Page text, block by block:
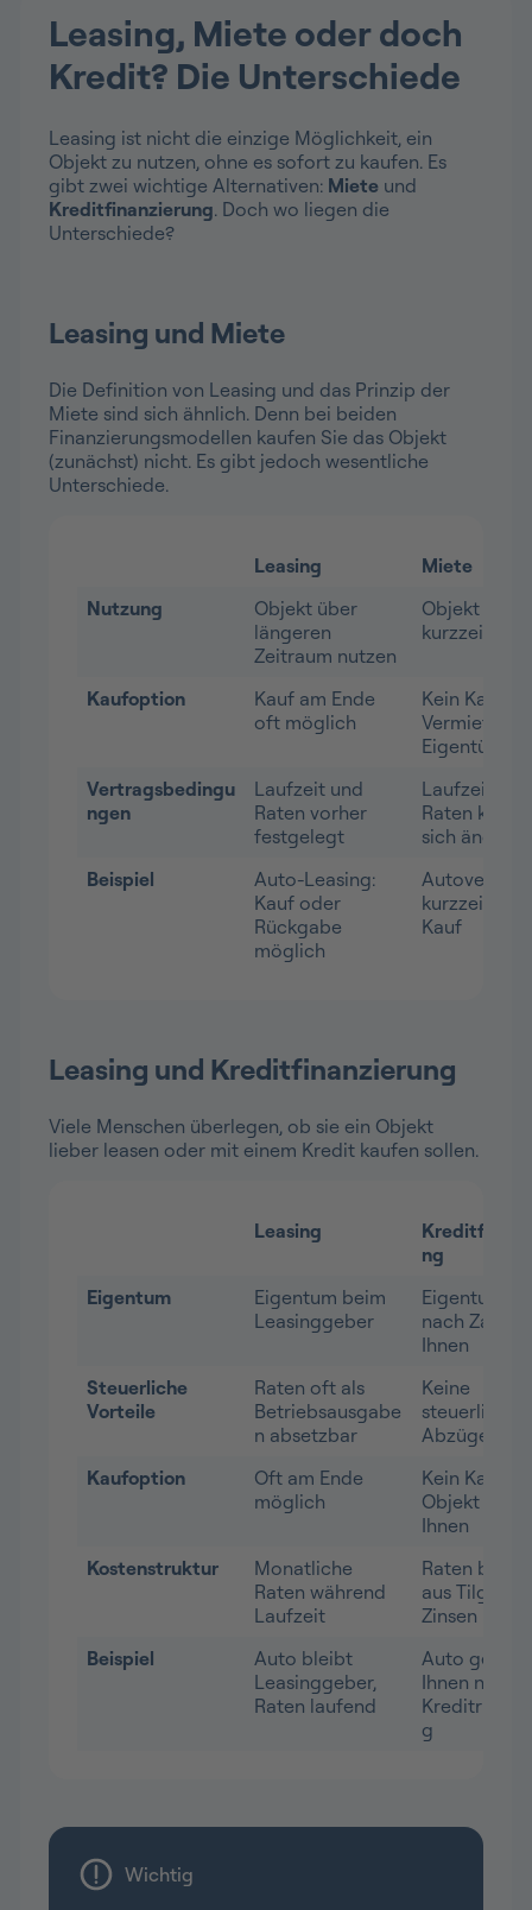
Leasing, Miete oder doch
Kredit? Die Unterschiede
Leasing ist nicht die einzige Möglichkeit, ein
Objekt zu nutzen, ohne es sofort zu kaufen. Es
gibt zwei wichtige Alternativen: Miete und
Kreditfinanzierung. Doch wo liegen die
Unterschiede?
Leasing und Miete
Die Definition von Leasing und das Prinzip der
Miete sind sich ähnlich. Denn bei beiden
Finanzierungsmodellen kaufen Sie das Objekt
(zunächst) nicht. Es gibt jedoch wesentliche
Unterschiede.
Leasing
Miete
Nutzung
Objekt über
längeren
Zeitraum nutzen
Objekt
kurzzeitig
Kaufoption
Kauf am Ende
oft möglich
Kein Kauf,
Vermieter
Eigentümer
Vertragsbedingu
ngen
Laufzeit und
Raten vorher
festgelegt
Laufzeit
Raten
sich ändern
Beispiel
Auto-Leasing:
Kauf oder
Rückgabe
möglich
kurzzeitig,
Kauf
Leasing und Kreditfinanzierung
Viele Menschen überlegen, ob sie ein Objekt
lieber leasen oder mit einem Kredit kaufen sollen.
Leasing
ng
Eigentum
Eigentum beim
Leasinggeber
Eigentum
nach
Ihnen
Steuerliche
Vorteile
Raten oft als
Betriebsausgabe
n absetzbar
Keine
steuerlichen
Abzüge
Kaufoption
Oft am Ende
möglich
Kein Kauf
Objekt
Ihnen
Kostenstruktur
Monatliche
Raten während
Laufzeit
Raten
aus Tilgung
Zinsen
Beispiel
Auto bleibt
Leasinggeber,
Raten laufend
Auto gehört
Ihnen nach
g
Wichtig